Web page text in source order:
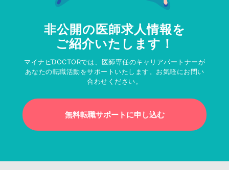
非公開の医師求人情報を
ご紹介いたします！
マイナビDOCTORでは、医師専任のキャリアパートナーが
あなたの転職活動をサポートいたします。お気軽にお問い
合わせください。
無料転職サポートに申し込む